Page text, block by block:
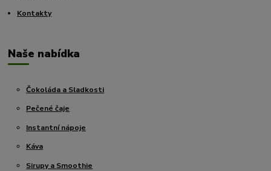
Kontakty
Naše nabídka
Čokoláda a Sladkosti
Pečené čaje
Instantní nápoje
Káva
Sirupy a Smoothie